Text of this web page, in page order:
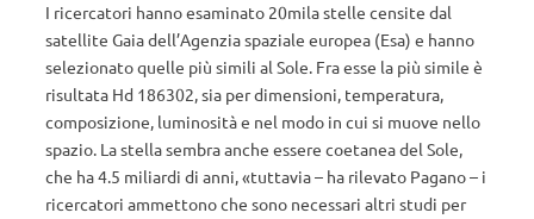
I ricercatori hanno esaminato 20mila stelle censite dal
satellite Gaia dell’Agenzia spaziale europea (Esa) e hanno
selezionato quelle più simili al Sole. Fra esse la più simile è
risultata Hd 186302, sia per dimensioni, temperatura,
composizione, luminosità e nel modo in cui si muove nello
spazio. La stella sembra anche essere coetanea del Sole,
che ha 4.5 miliardi di anni, «tuttavia – ha rilevato Pagano – i
ricercatori ammettono che sono necessari altri studi per